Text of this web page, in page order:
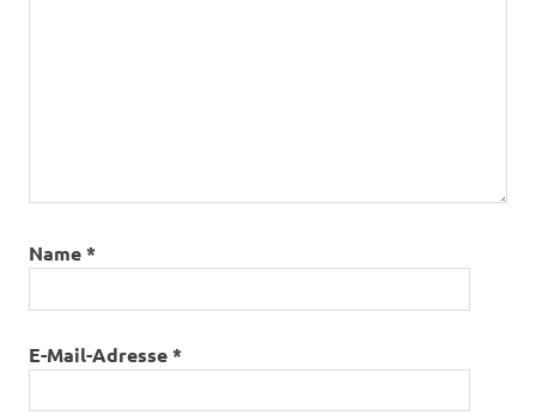
Name*
E-Mail-Adresse*